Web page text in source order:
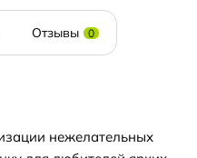
Отзывы 0
нежелательных